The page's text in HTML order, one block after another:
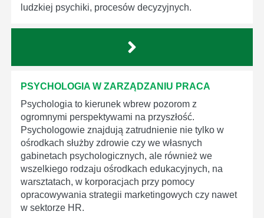
ludzkiej psychiki, procesów decyzyjnych.
PSYCHOLOGIA W ZARZĄDZANIU PRACA
Psychologia to kierunek wbrew pozorom z
ogromnymi perspektywami na przyszłość.
Psychologowie znajdują zatrudnienie nie tylko w
ośrodkach służby zdrowie czy we własnych
gabinetach psychologicznych, ale również we
wszelkiego rodzaju ośrodkach edukacyjnych, na
warsztatach, w korporacjach przy pomocy
opracowywania strategii marketingowych czy nawet
w sektorze HR.